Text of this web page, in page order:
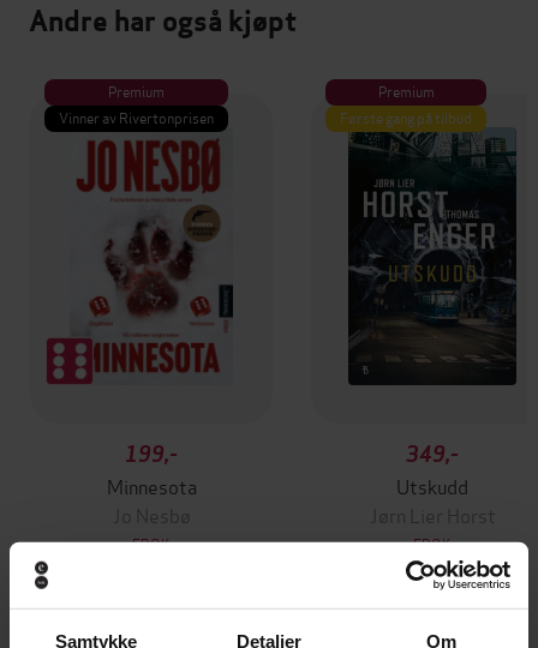
Samtykke Detaljer Om
Andre har også kjøpt
Premium
Vinner av Rivertonprisen
199,-
Minnesota
Jo Nesbø
EBOK
Premium
Første gang på tilbud
349,-
Utskudd
Jørn Lier Horst
EBOK